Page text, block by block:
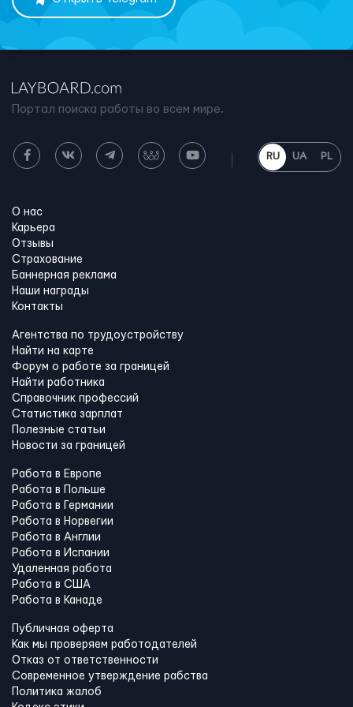
Портал поиска работы во всем мире.
RU UA PL
О нас
Карьера
Отзывы
Страхование
Баннерная реклама
Наши награды
Контакты
Агентства по трудоустройству
Найти на карте
Форум о работе за границей
Найти работника
Справочник профессий
Статистика зарплат
Полезные статьи
Новости за границей
Работа в Европе
Работа в Польше
Работа в Германии
Работа в Норвегии
Работа в Англии
Работа в Испании
Удаленная работа
Работа в США
Работа в Канадe
Публичная оферта
Как мы проверяем работодателей
Отказ от ответственности
Современное утверждение рабства
Политика жалоб